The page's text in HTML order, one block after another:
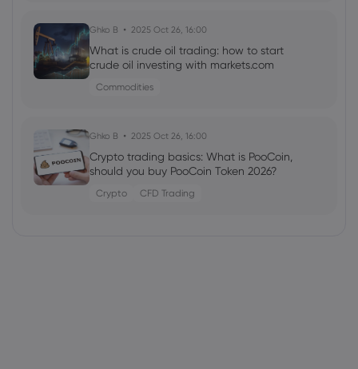
Ghko B 2025 Oct 26, 16:00
What is crude oil trading: how to start
crude oil investing with markets.com
Commodities
Ghko B 2025 Oct 26, 16:00
Crypto trading basics: What is PooCoin,
should you buy PooCoin Token 2026?
Crypto CFD Trading